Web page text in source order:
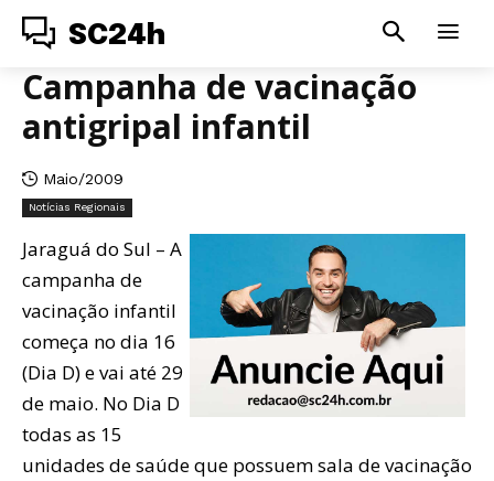
SC24h
Campanha de vacinação
antigripal infantil
Maio/2009
Notícias Regionais
Jaraguá do Sul – A
campanha de
vacinação infantil
começa no dia 16
(Dia D) e vai até 29
de maio. No Dia D
todas as 15
unidades de saúde que possuem sala de vacinação